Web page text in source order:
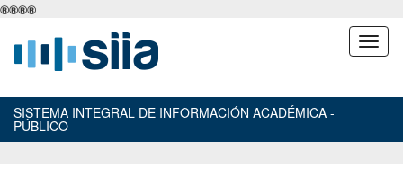
®®®®
SISTEMA INTEGRAL DE INFORMACIÓN ACADÉMICA -
PÚBLICO